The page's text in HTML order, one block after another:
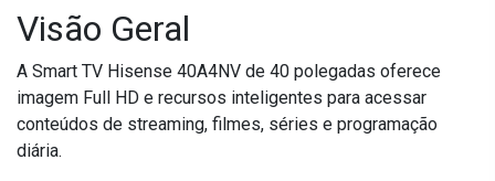
Visão Geral
A Smart TV Hisense 40A4NV de 40 polegadas oferece
imagem Full HD e recursos inteligentes para acessar
conteúdos de streaming, filmes, séries e programação
diária.